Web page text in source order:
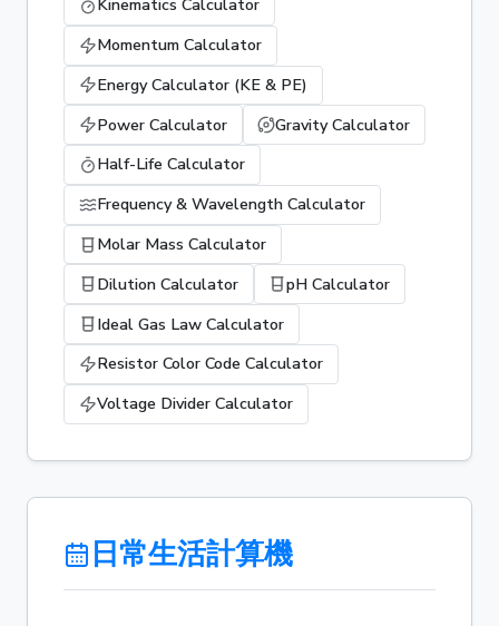
Kinematics Calculator
Momentum Calculator
Energy Calculator (KE & PE)
Power Calculator
Gravity Calculator
Half-Life Calculator
Frequency & Wavelength Calculator
Molar Mass Calculator
Dilution Calculator
pH Calculator
Ideal Gas Law Calculator
Resistor Color Code Calculator
Voltage Divider Calculator
日常生活計算機